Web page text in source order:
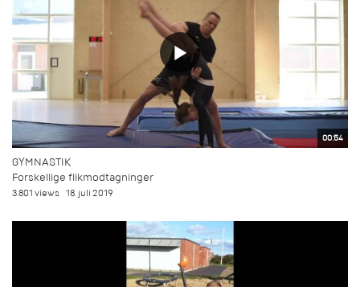
00:54
GYMNASTIK
Forskellige flikmodtagninger
3.801 views 18. juli 2019